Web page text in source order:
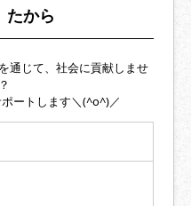
から
通じて、社会に貢献しませ
ートします＼(^o^)／